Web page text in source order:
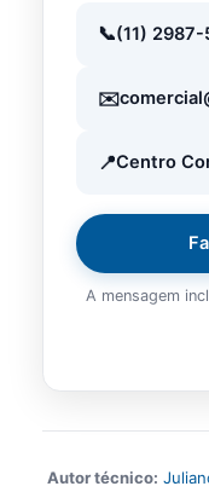
(11)
Centro
A mensagem
Autor técnico: